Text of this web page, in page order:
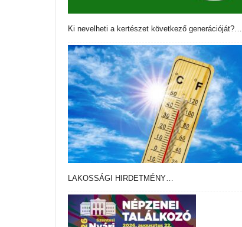
Ki nevelheti a kertészet következő generációját?…
LAKOSSÁGI HIRDETMÉNY…